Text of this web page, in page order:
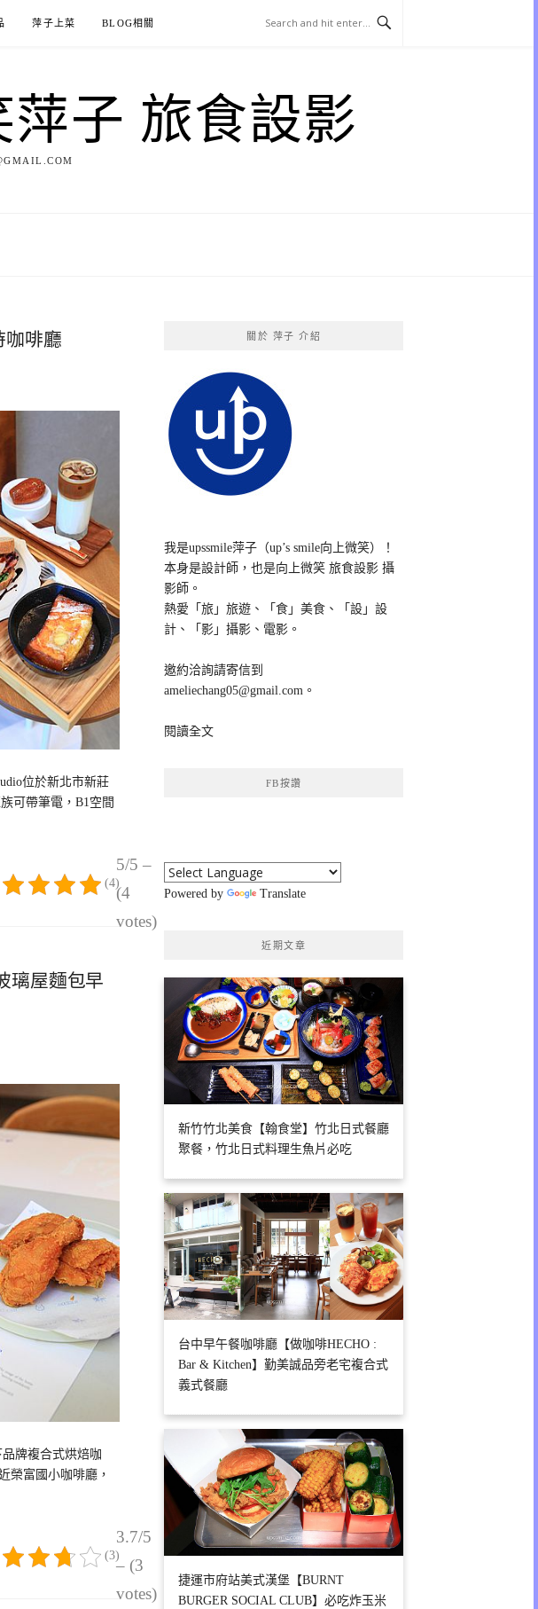
萍子上菜 BLOG相關
萍子 旅食設影
咖啡廳
位於新北市新莊
可帶筆電，B1空間
5/5 –
(4
votes)
(4)
璃屋麵包早
牌複合式烘焙咖
榮富國小咖啡廳，
3.7/5
– (3
votes)
(3)
關於 萍子 介紹
我是upssmile萍子（up’s smile向上微笑）！
本身是設計師，也是向上微笑 旅食設影 攝
影師。
熱愛「旅」旅遊、「食」美食、「設」設
計、「影」攝影、電影。
邀約洽詢請寄信到
ameliechang05@gmail.com。
閱讀全文
FB按讚
Powered by Translate
近期文章
新竹竹北美食【翰食堂】竹北日式餐廳
聚餐，竹北日式料理生魚片必吃
台中早午餐咖啡廳【做咖啡HECHO :
Bar & Kitchen】勤美誠品旁老宅複合式
義式餐廳
捷運市府站美式漢堡【BURNT
BURGER SOCIAL CLUB】必吃炸玉米